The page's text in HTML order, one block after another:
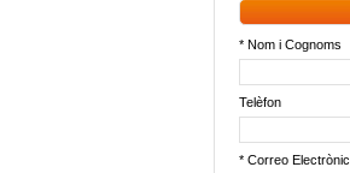
* Nom i Cognoms
Telèfon
* Correo Electrònic